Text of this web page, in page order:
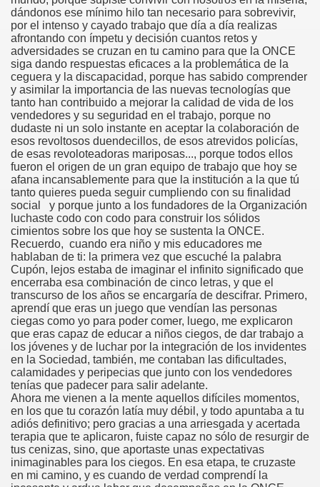
dándonos ese mínimo hilo tan necesario para sobrevivir,
por el intenso y cayado trabajo que día a día realizas
afrontando con ímpetu y decisión cuantos retos y
adversidades se cruzan en tu camino para que la ONCE
siga dando respuestas eficaces a la problemática de la
ceguera y la discapacidad, porque has sabido comprender
y asimilar la importancia de las nuevas tecnologías que
tanto han contribuido a mejorar la calidad de vida de los
vendedores y su seguridad en el trabajo, porque no
dudaste ni un solo instante en aceptar la colaboración de
esos revoltosos duendecillos, de esos atrevidos policías,
de esas revoloteadoras mariposas..., porque todos ellos
fueron el origen de un gran equipo de trabajo que hoy se
afana incansablemente para que la institución a la que tú
tanto quieres pueda seguir cumpliendo con su finalidad
social y porque junto a los fundadores de la Organización
luchaste codo con codo para construir los sólidos
cimientos sobre los que hoy se sustenta la ONCE.
Recuerdo, cuando era niño y mis educadores me
hablaban de ti: la primera vez que escuché la palabra
Cupón, lejos estaba de imaginar el infinito significado que
encerraba esa combinación de cinco letras, y que el
transcurso de los años se encargaría de descifrar. Primero,
aprendí que eras un juego que vendían las personas
ciegas como yo para poder comer, luego, me explicaron
que eras capaz de educar a niños ciegos, de dar trabajo a
los jóvenes y de luchar por la integración de los invidentes
en la Sociedad, también, me contaban las dificultades,
calamidades y peripecias que junto con los vendedores
tenías que padecer para salir adelante.
Ahora me vienen a la mente aquellos difíciles momentos,
en los que tu corazón latía muy débil, y todo apuntaba a tu
adiós definitivo; pero gracias a una arriesgada y acertada
terapia que te aplicaron, fuiste capaz no sólo de resurgir de
tus cenizas, sino, que aportaste unas expectativas
inimaginables para los ciegos. En esa etapa, te cruzaste
en mi camino, y es cuando de verdad comprendí la
Todos (Pedro Zurita)
Borrás)
Social, Córdoba 03-03-09 (Pedro A. Zurita)
de Sor Sacramento)
Elissalde)
1ª Escuela de Ciegos Que Hubo en España (Jesús
06-09 (Pedro Zurita)
(Francisco Javier Bernal García)
(Roberto Enjuto)
Fundamento Y Sentimientos (Samuel Rodríguez
(Rogelio Muñoz Martínez)
la Luz (Alberto Gil)
(Francesc Miñana)